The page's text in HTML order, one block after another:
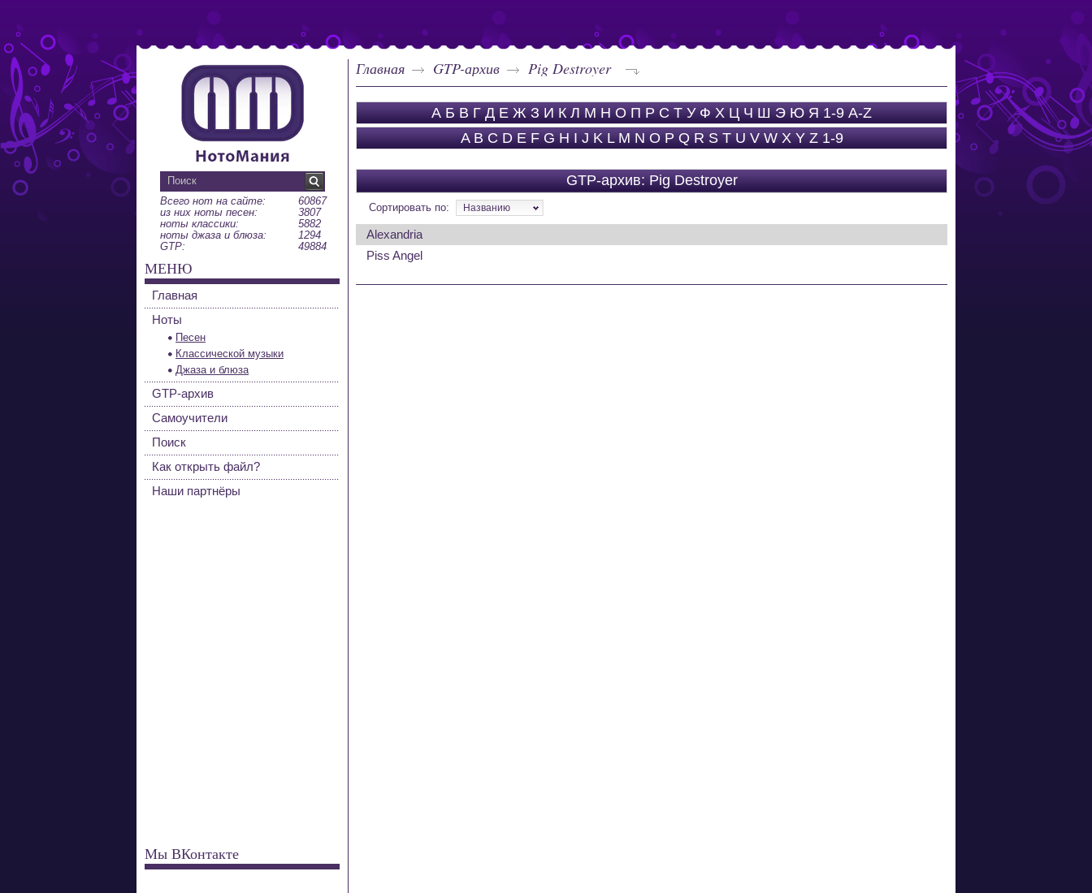
Главная GTP-архив Pig Destroyer
А Б В Г Д Е Ж З И К Л М Н О П Р С Т У Ф Х Ц Ч Ш Э Ю Я 1-9 A-Z
A B C D E F G H I J K L M N O P Q R S T U V W X Y Z 1-9
GTP-архив: Pig Destroyer
Сортировать по: Названию
Alexandria
Piss Angel
Всего нот на сайте:
60867
из них ноты песен:
3807
ноты классики:
5882
ноты джаза и блюза:
1294
GTP:
49884
МЕНЮ
Главная
Ноты
Песен
Классической музыки
Джаза и блюза
GTP-архив
Самоучители
Поиск
Как открыть файл?
Наши партнёры
Мы ВКонтакте